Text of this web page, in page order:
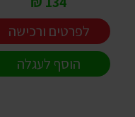
לפרטים ורכישה
הוסף לעגלה